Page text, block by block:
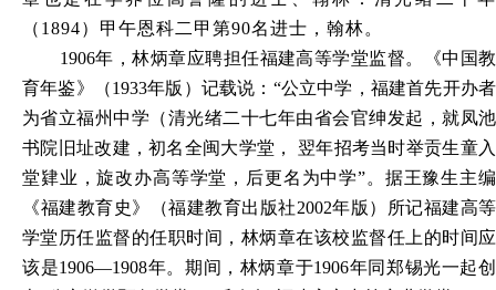
（1894）甲午恩科二甲第90名进士，翰林。
1906年，林炳章应聘担任福建高等学堂监督。《中国教
育年鉴》（1933年版）记载说：“公立中学，福建首先开办者
为省立福州中学（清光绪二十七年由省会官绅发起，就凤池
书院旧址改建，初名全闽大学堂， 翌年招考当时举贡生童入
堂肄业，旋改办高等学堂，后更名为中学”。据王豫生主编
《福建教育史》（福建教育出版社2002年版）所记福建高等
学堂历任监督的任职时间，林炳章在该校监督任上的时间应
该是1906—1908年。期间，林炳章于1906年同郑锡光一起创